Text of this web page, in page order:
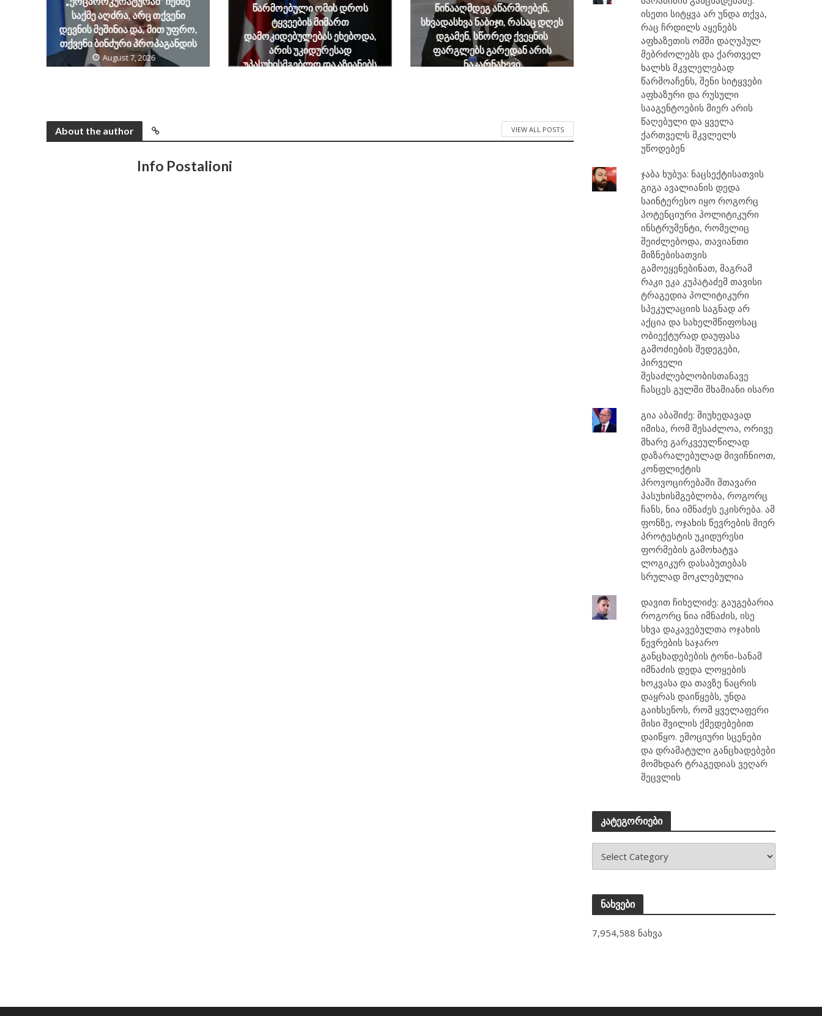
საქმე აღძრა, არც თქვენი
დევნის მეშინია და, მით უფრო,
თქვენი ბინძური პროპაგანდის
August 7, 2026
წარმოებული ომის დროს
ტყვეების მიმართ
დამოკიდებულებას ეხებოდა,
არის უკიდურესად
უპასუხისმგებლო და აზიანებს
წინააღმდეგ აწარმოებენ,
სხვადასხვა ნაბიჯი, რასაც დღეს
დგამენ, სწორედ ქვეყნის
ფარგლებს გარედან არის
ნაკარნახევი
About the author VIEW ALL POSTS
Info Postalioni
ისეთი სიტყვა არ უნდა თქვა,
რაც ჩრდილს აყენებს
აფხაზეთის ომში დაღუპულ
მებრძოლებს და ქართველ
ხალხს მკვლელებად
წარმოაჩენს, შენი სიტყვები
აფხაზური და რუსული
სააგენტოების მიერ არის
წაღებული და ყველა
ქართველს მკვლელს
უწოდებენ
ჯაბა ხუბუა: ნაცსექტისათვის
გიგა ავალიანის დედა
საინტერესო იყო როგორც
პოტენციური პოლიტიკური
ინსტრუმენტი, რომელიც
შეიძლებოდა, თავიანთი
მიზნებისათვის
გამოეყენებინათ, მაგრამ
რაკი ეკა კუპატაძემ თავისი
ტრაგედია პოლიტიკური
სპეკულაციის საგნად არ
აქცია და სახელმწიფოსაც
ობიექტურად დაუფასა
გამოძიების შედეგები,
პირველი
შესაძლებლობისთანავე
ჩასცეს გულში შხამიანი ისარი
გია აბაშიძე: მიუხედავად
იმისა, რომ შესაძლოა, ორივე
მხარე გარკვეულწილად
დაზარალებულად მივიჩნიოთ,
კონფლიქტის
პროვოცირებაში მთავარი
პასუხისმგებლობა, როგორც
ჩანს, ნია იმნაძეს ეკისრება. ამ
ფონზე, ოჯახის წევრების მიერ
პროტესტის უკიდურესი
ფორმების გამოხატვა
ლოგიკურ დასაბუთებას
სრულად მოკლებულია
დავით ჩიხელიძე: გაუგებარია
როგორც ნია იმნაძის, ისე
სხვა დაკავებულთა ოჯახის
წევრების საჯარო
განცხადებების ტონი-სანამ
იმნაძის დედა ლოყების
ხოკვასა და თავზე ნაცრის
დაყრას დაიწყებს, უნდა
გაიხსენოს, რომ ყველაფერი
მისი შვილის ქმედებებით
დაიწყო. ემოციური სცენები
და დრამატული განცხადებები
მომხდარ ტრაგედიას ვეღარ
შეცვლის
კატეგორიები
ნახვები
7,954,588 ნახვა